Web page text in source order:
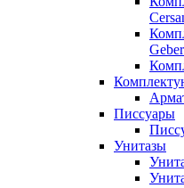
Писсуары
Унитазы